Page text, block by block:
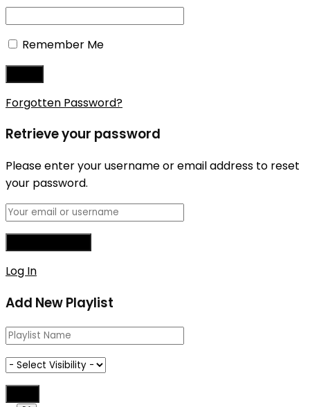
Remember Me
Forgotten Password?
Retrieve your password
Please enter your username or email address to reset
your password.
Log In
Add New Playlist